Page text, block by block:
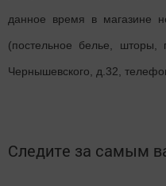
данное время в магазине
(постельное белье,
Чернышевского, д.32,
Следите за самым